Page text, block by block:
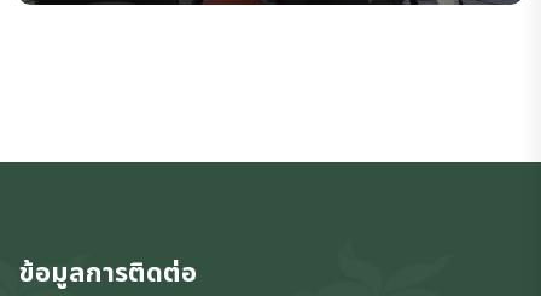
ข้อมูลการติดต่อ